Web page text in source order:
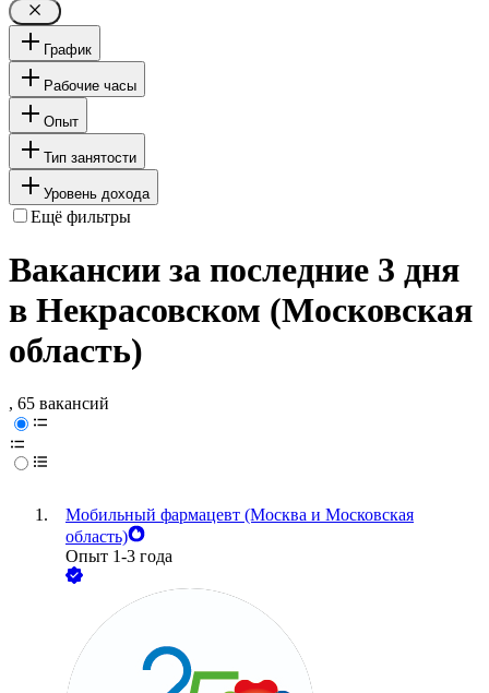
График
Рабочие часы
Опыт
Тип занятости
Уровень дохода
Ещё фильтры
Вакансии за последние 3 дня
в Некрасовском (Московская
область)
, 65 вакансий
Мобильный фармацевт (Москва и Московская
область)
Опыт 1-3 года